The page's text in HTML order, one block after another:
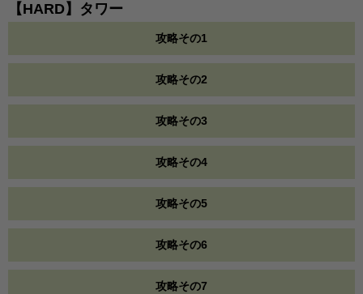
【HARD】タワー
攻略その1
攻略その2
攻略その3
攻略その4
攻略その5
攻略その6
攻略その7